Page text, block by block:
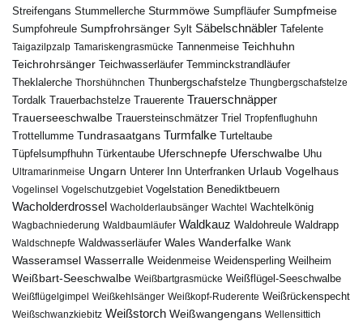
Streifengans Stummellerche Sturmmöwe Sumpfläufer Sumpfmeise
Sumpfohreule Sumpfrohrsänger Sylt Säbelschnäbler Tafelente
Taigazilpzalp Tamariskengrasmücke Tannenmeise Teichhuhn
Teichrohrsänger Teichwasserläufer Temminckstrandläufer
Theklalerche Thorshühnchen Thunbergschafstelze Thungbergschafstelze
Tordalk Trauerbachstelze Trauerente Trauerschnäpper
Trauerseeschwalbe Trauersteinschmätzer Triel Tropfenflughuhn
Trottellumme Tundrasaatgans Turmfalke Turteltaube
Tüpfelsumpfhuhn
Türkentaube Uferschnepfe Uferschwalbe Uhu
Ultramarinmeise Ungarn Unterer Inn Unterfranken Urlaub Vogelhaus
Vogelinsel Vogelschutzgebiet Vogelstation Benediktbeuern
Wacholderdrossel Wacholderlaubsänger Wachtel Wachtelkönig
Wagbachniederung Waldbaumläufer Waldkauz Waldohreule Waldrapp
Waldschnepfe Waldwasserläufer Wales Wanderfalke Wank
Wasseramsel Wasserralle Weidenmeise Weidensperling Weilheim
Weißbart-Seeschwalbe Weißbartgrasmücke Weißflügel-Seeschwalbe
Weißflügelgimpel Weißkehlsänger Weißkopf-Ruderente Weißrückenspecht
Weißschwanzkiebitz Weißstorch Weißwangengans Wellensittich